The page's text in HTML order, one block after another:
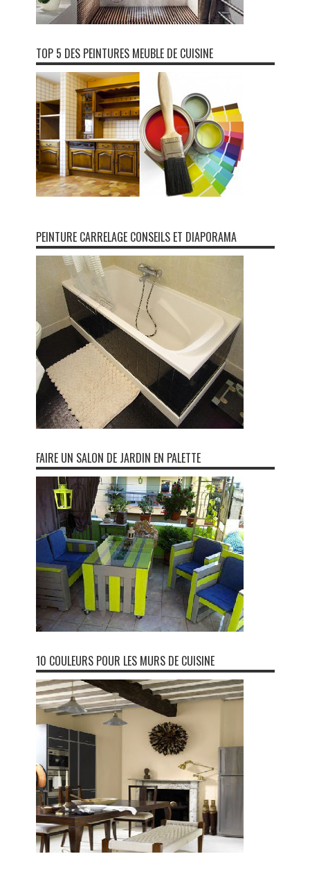
TOP 5 DES PEINTURES MEUBLE DE CUISINE
PEINTURE CARRELAGE CONSEILS ET DIAPORAMA
FAIRE UN SALON DE JARDIN EN PALETTE
10 COULEURS POUR LES MURS DE CUISINE